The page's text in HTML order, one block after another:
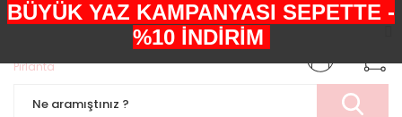
+90552 303 05 29
BÜYÜK YAZ KAMPANYASI SEPETTE -
%10 İNDİRİM